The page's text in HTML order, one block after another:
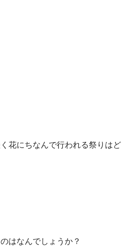
花にちなんで行われる祭りはど
はなんでしょうか？